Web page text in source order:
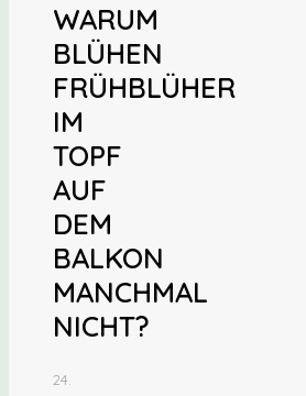
WARUM
BLÜHEN
FRÜHBLÜHER
IM
TOPF
AUF
DEM
BALKON
MANCHMAL
NICHT?
24.